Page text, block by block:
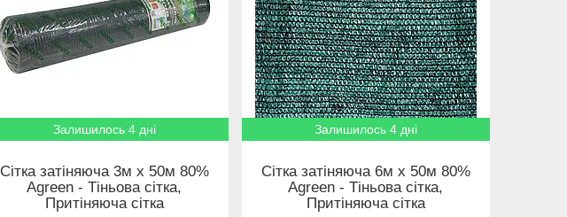
Залишилось 4 дні
Сітка затіняюча 3м х 50м 80%
Agreen - Тіньова сітка,
Притіняюча сітка
Залишилось 4 дні
Сітка затіняюча 6м х 50м 80%
Agreen - Тіньова сітка,
Притіняюча сітка